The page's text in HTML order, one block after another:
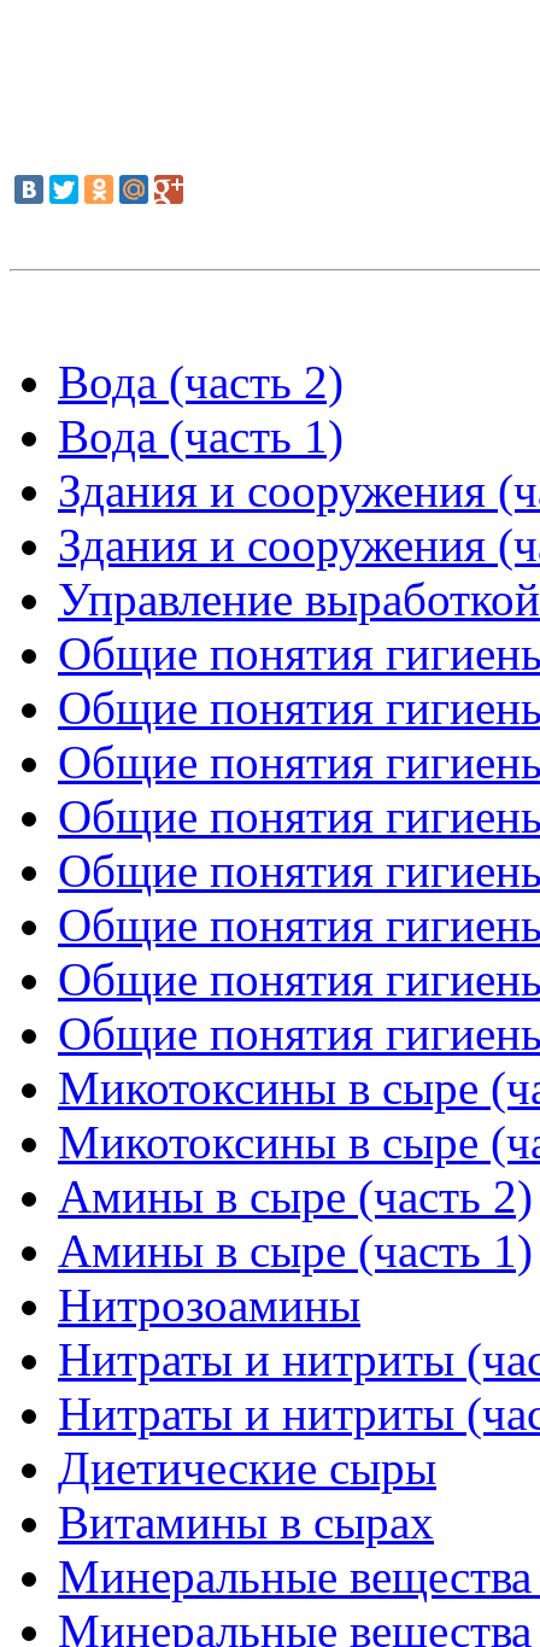
Вода (часть 2)
Вода (часть 1)
Здания и сооружения
Здания и сооружения
Управление
Общие понятия
Общие понятия
Общие понятия
Общие понятия
Общие понятия
Общие понятия
Общие понятия
Общие понятия
Микотоксины в сыре
Микотоксины в сыре
Амины в сыре (часть 2)
Амины в сыре (часть 1)
Нитрозоамины
Нитраты и нитриты
Нитраты и нитриты
Диетические сыры
Витамины в сырах
Минеральные
Минеральные